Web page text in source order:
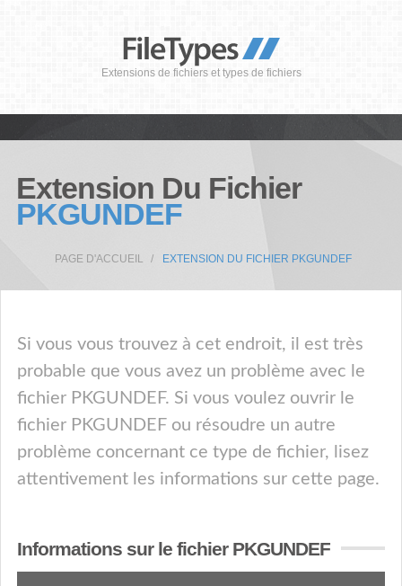
Extensions de fichiers et types de fichiers
Extension Du Fichier
PKGUNDEF
PAGE D'ACCUEIL EXTENSION DU FICHIER PKGUNDEF
Si vous vous trouvez à cet endroit, il est très
probable que vous avez un problème avec le
fichier PKGUNDEF. Si vous voulez ouvrir le
fichier PKGUNDEF ou résoudre un autre
problème concernant ce type de fichier, lisez
attentivement les informations sur cette page.
Informations sur le fichier PKGUNDEF